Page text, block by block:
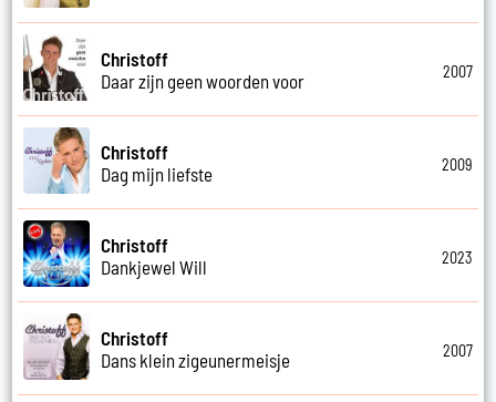
Christoff
Daar zijn geen woorden voor
2007
Christoff
Dag mijn liefste
2009
Christoff
Dankjewel Will
2023
Christoff
Dans klein zigeunermeisje
2007